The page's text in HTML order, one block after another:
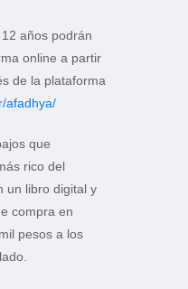
años podrán
online a partir
de la plataforma
afadhya/
que
rico del
un libro digital y
compra en
pesos a los